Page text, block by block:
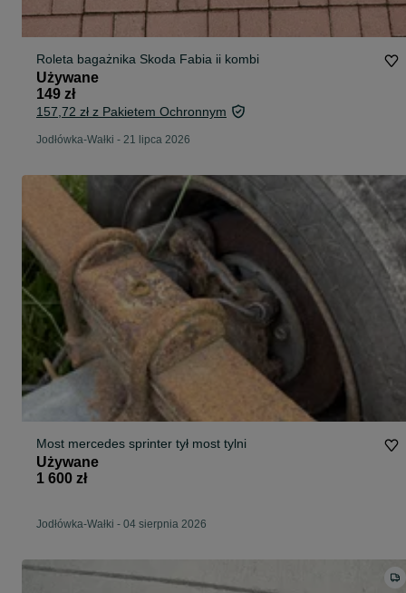
Roleta bagażnika Skoda Fabia ii kombi
Używane
149 zł
157,72 zł z Pakietem Ochronnym
Jodłówka-Wałki - 21 lipca 2026
Most mercedes sprinter tył most tylni
Używane
1 600 zł
Jodłówka-Wałki - 04 sierpnia 2026